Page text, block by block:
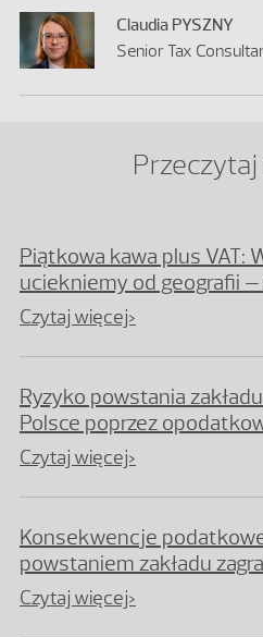
Claudia PYSZNY
Senior Tax
Piątkowa kawa plus VAT:
uciekniemy od geografii –
Establishment) słów kilka
Czytaj więcej>
Ryzyko powstania
Polsce poprzez
handlowego
Czytaj więcej>
Konsekwencje
powstaniem zakładu
przedsiębiorstwa w Polsce
Czytaj więcej>